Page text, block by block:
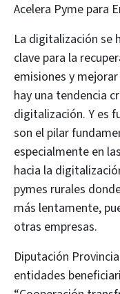
Acelera Pyme para
La digitalización se
clave para la
emisiones y
hay una tendencia
digitalización. Y es
son el pilar
especialmente en
hacia la
pymes rurales
más lentamente,
otras empresas.
Diputación
entidades